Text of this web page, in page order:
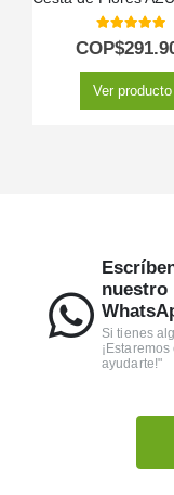
5.00out of
COP$
Ver producto
nuestro
Si tienes
ayudarte!"